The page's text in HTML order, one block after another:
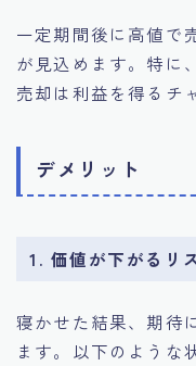
一定期間後に高値で
が見込めます。特に
売却は利益を得るチ
デメリット
1. 価値が下がるリ
寝かせた結果、期待
ます。以下のような